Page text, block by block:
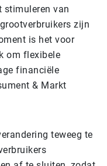
stimuleren van
zijn
is het voor
om flexibele
financiële
& Markt
teweeg te